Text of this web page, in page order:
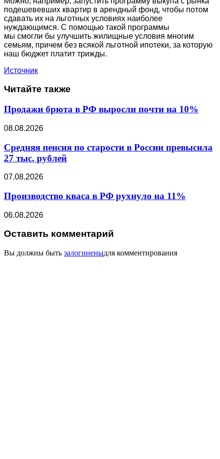
подешевевших квартир в арендный фонд, чтобы потом
сдавать их на льготных условиях наиболее
нуждающимся. С помощью такой программы
мы смогли бы улучшить жилищные условия многим
семьям, причем без всякой льготной ипотеки, за которую
наш бюджет платит трижды.
Источник
Читайте также
Продажи брюта в РФ выросли почти на 10%
08.08.2026
Средняя пенсия по старости в России превысила
27 тыс. рублей
07.08.2026
Производство кваса в РФ рухнуло на 11%
06.08.2026
Оставить комментарий
Вы должны быть залогиненыдля комментирования